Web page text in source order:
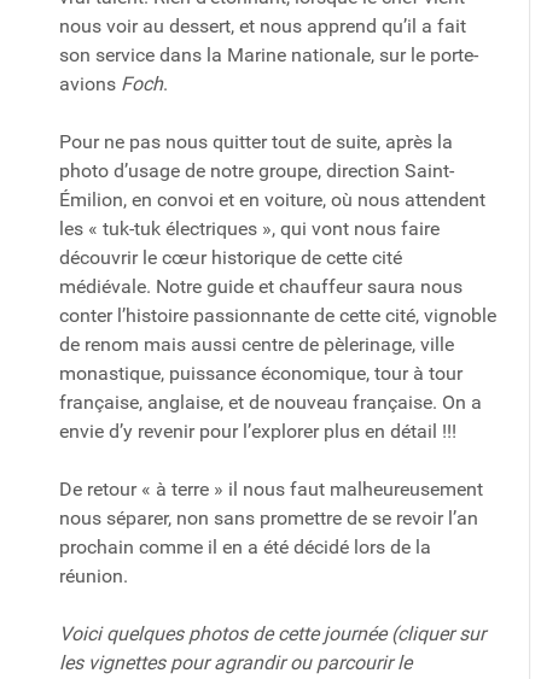
nous voir au dessert, et nous apprend qu’il a fait
son service dans la Marine nationale, sur le porte-
avions Foch.
Pour ne pas nous quitter tout de suite, après la
photo d’usage de notre groupe, direction Saint-
Émilion, en convoi et en voiture, où nous attendent
les « tuk-tuk électriques », qui vont nous faire
découvrir le cœur historique de cette cité
médiévale. Notre guide et chauffeur saura nous
conter l’histoire passionnante de cette cité, vignoble
de renom mais aussi centre de pèlerinage, ville
monastique, puissance économique, tour à tour
française, anglaise, et de nouveau française. On a
envie d’y revenir pour l’explorer plus en détail !!!
De retour « à terre » il nous faut malheureusement
nous séparer, non sans promettre de se revoir l’an
prochain comme il en a été décidé lors de la
réunion.
Voici quelques photos de cette journée (cliquer sur
les vignettes pour agrandir ou parcourir le